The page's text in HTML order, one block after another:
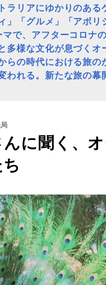
ラリアにゆかりのある
」「グルメ」「アボリ
で、アフターコロナ
多様な文化が息づくオ
らの時代における旅の
われる。新たな旅の幕
に聞く、